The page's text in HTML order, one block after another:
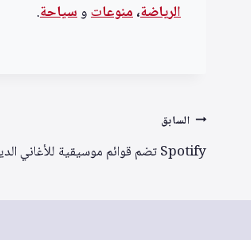
الرياضة،منوعاتوسياحة.
تصفّح
المقالات
السابق
Spotify تضم قوائم موسيقية للأغاني الدينية والروحية بالعربية والقبطية